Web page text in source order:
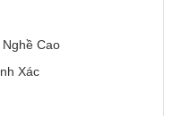
Cao
Xác